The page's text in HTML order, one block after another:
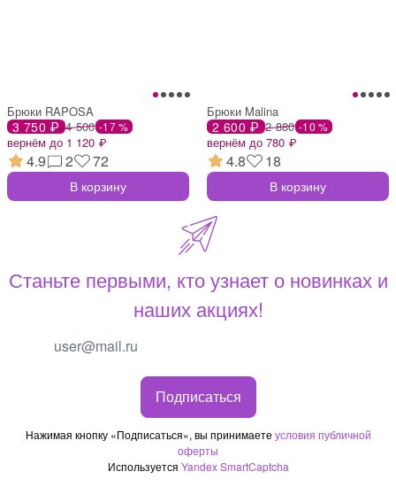
Брюки RAPOSA
3 750 ₽ 4 500 -17 %
вернём до 1 120 ₽
4.9 2 72
В корзину
Брюки Malina
2 600 ₽ 2 880 -10 %
вернём до 780 ₽
4.8 18
В корзину
Станьте первыми, кто узнает о новинках и
наших акциях!
Подписаться
Нажимая кнопку «Подписаться», вы принимаете условия публичной
оферты
Используется Yandex SmartCaptcha